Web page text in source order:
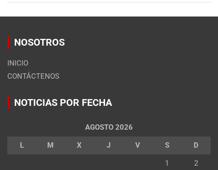
NOSOTROS
INICIO
CONTÁCTENOS
NOTICIAS POR FECHA
AGOSTO 2026
L M X J V S D
1 2